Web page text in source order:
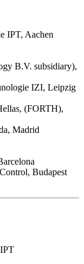
IPT, Aachen
B.V. subsidiary),
IZI, Leipzig
(FORTH),
Madrid
Budapest